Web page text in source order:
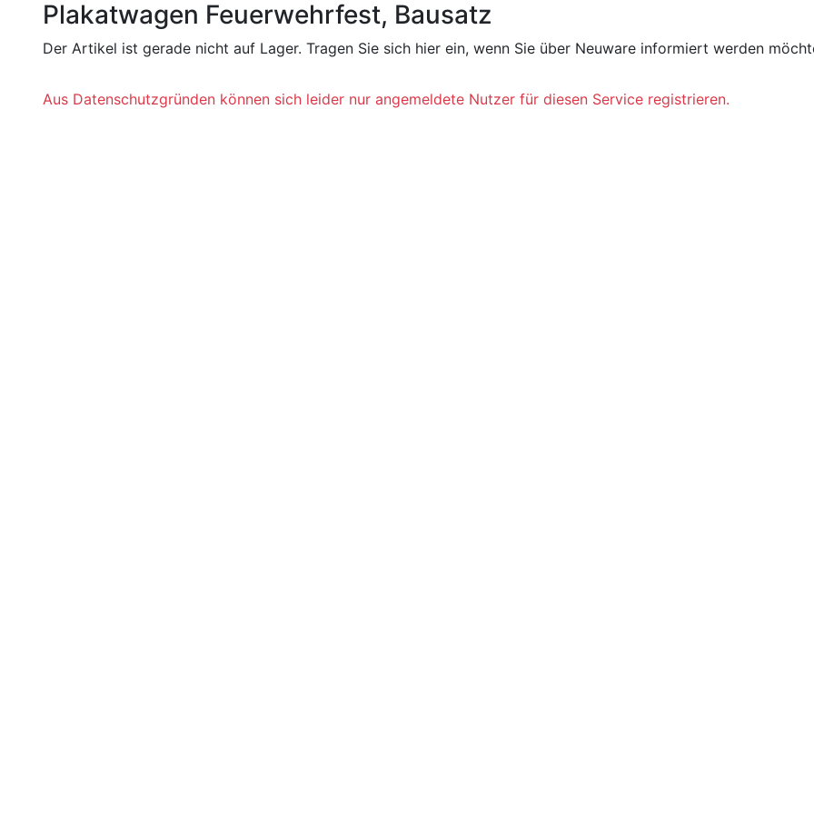
Plakatwagen Feuerwehrfest, Bausatz
Der Artikel ist gerade nicht auf Lager. Tragen Sie sich hier ein, wenn Sie über Neuware informiert werden
Aus Datenschutzgründen können sich leider nur angemeldete Nutzer für diesen Service registrieren.